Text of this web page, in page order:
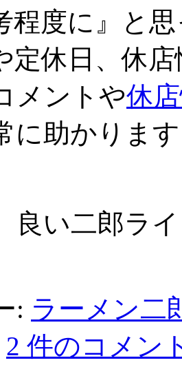
程度に』と
定休日、休
メントや休
に助かりま
良い二郎ラ
: ラーメン二
2 件のコメン